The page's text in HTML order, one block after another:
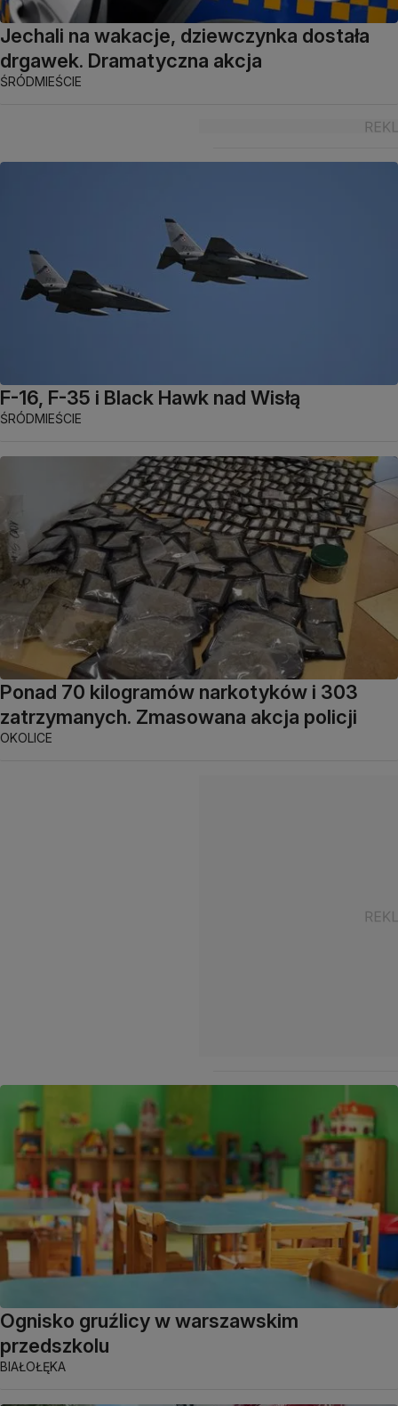
Jechali na wakacje, dziewczynka dostała
drgawek. Dramatyczna akcja
ŚRÓDMIEŚCIE
F-16, F-35 i Black Hawk nad Wisłą
ŚRÓDMIEŚCIE
Ponad 70 kilogramów narkotyków i 303
zatrzymanych. Zmasowana akcja policji
OKOLICE
Ognisko gruźlicy w warszawskim
przedszkolu
BIAŁOŁĘKA